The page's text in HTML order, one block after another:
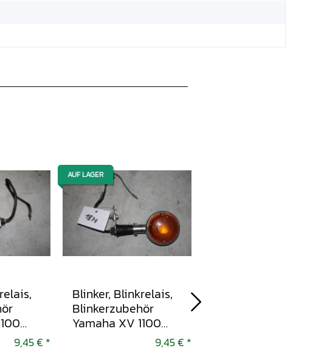
9,45 € *
AUF LAGER
Blinker, Blinkrelais,
Blinkerzubehör
Yamaha XV 1100
Virago 1993-19999,45 € *